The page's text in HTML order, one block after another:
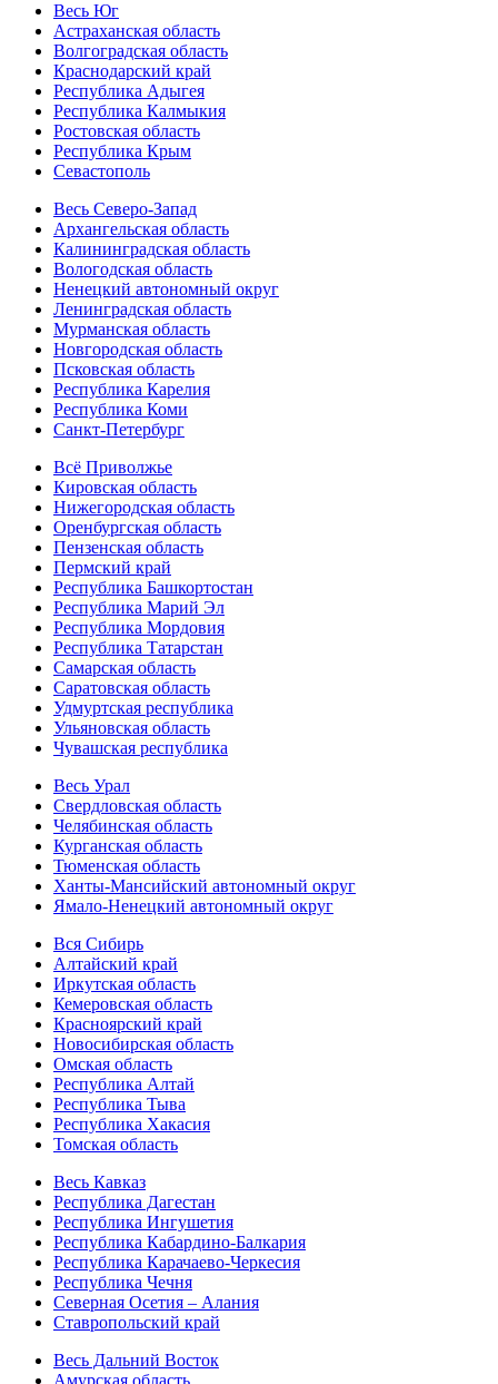
Весь Юг
Астраханская область
Волгоградская область
Краснодарский край
Республика Адыгея
Республика Калмыкия
Ростовская область
Республика Крым
Севастополь
Весь Северо-Запад
Архангельская область
Калининградская область
Вологодская область
Ненецкий автономный округ
Ленинградская область
Мурманская область
Новгородская область
Псковская область
Республика Карелия
Республика Коми
Санкт-Петербург
Всё Приволжье
Кировская область
Нижегородская область
Оренбургская область
Пензенская область
Пермский край
Республика Башкортостан
Республика Марий Эл
Республика Мордовия
Республика Татарстан
Самарская область
Саратовская область
Удмуртская республика
Ульяновская область
Чувашская республика
Весь Урал
Свердловская область
Челябинская область
Курганская область
Тюменская область
Ханты-Мансийский автономный округ
Ямало-Ненецкий автономный округ
Вся Сибирь
Алтайский край
Иркутская область
Кемеровская область
Красноярский край
Новосибирская область
Омская область
Республика Алтай
Республика Тыва
Республика Хакасия
Томская область
Весь Кавказ
Республика Дагестан
Республика Ингушетия
Республика Кабардино-Балкария
Республика Карачаево-Черкесия
Республика Чечня
Северная Осетия – Алания
Ставропольский край
Весь Дальний Восток
Амурская область